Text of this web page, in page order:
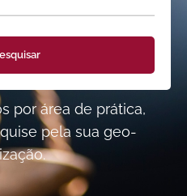
por área de prática,
pela sua geo-